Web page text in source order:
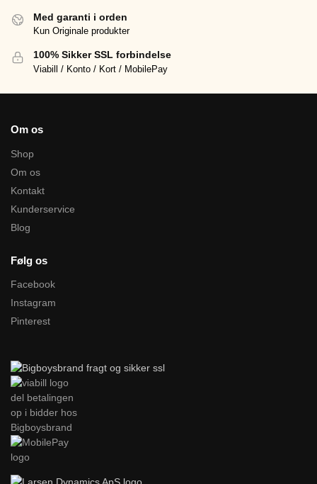
Med garanti i orden
Kun Originale produkter
100% Sikker SSL forbindelse
Viabill / Konto / Kort / MobilePay
Om os
Shop
Om os
Kontakt
Kunderservice
Blog
Følg os
Facebook
Instagram
Pinterest